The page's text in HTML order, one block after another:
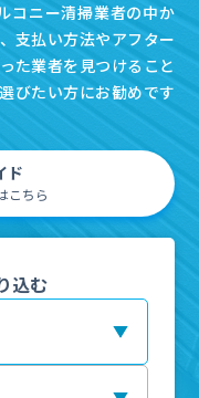
コニー清掃業者の中か
支払い方法やアフター
た業者を見つけること
びたい方にお勧めです
ド
こちら
込む